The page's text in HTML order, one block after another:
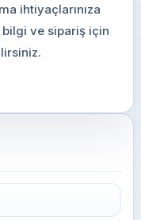
ihtiyaçlarınıza
bilgi ve sipariş için